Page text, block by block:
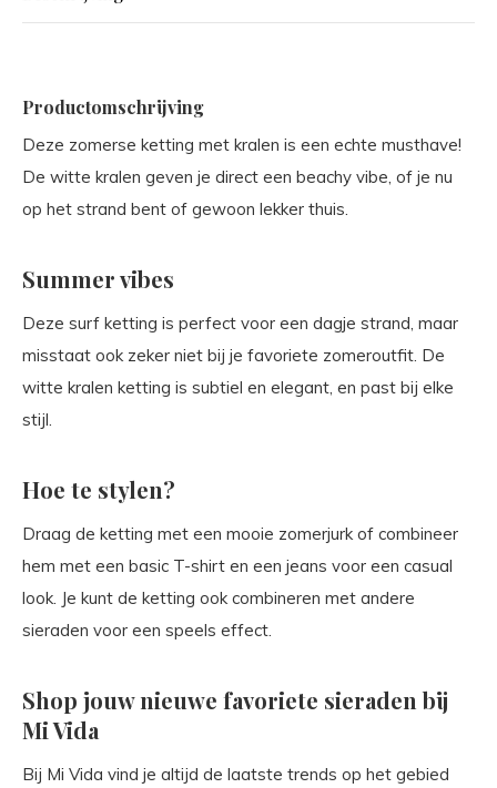
Productomschrijving
Deze zomerse ketting met kralen is een echte musthave!
De witte kralen geven je direct een beachy vibe, of je nu
op het strand bent of gewoon lekker thuis.
Summer vibes
Deze surf ketting is perfect voor een dagje strand, maar
misstaat ook zeker niet bij je favoriete zomeroutfit. De
witte kralen ketting is subtiel en elegant, en past bij elke
stijl.
Hoe te stylen?
Draag de ketting met een mooie zomerjurk of combineer
hem met een basic T-shirt en een jeans voor een casual
look. Je kunt de ketting ook combineren met andere
sieraden voor een speels effect.
Shop jouw nieuwe favoriete sieraden bij
Mi Vida
Bij Mi Vida vind je altijd de laatste trends op het gebied